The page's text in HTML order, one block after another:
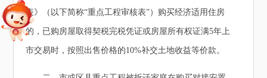
表》（以下简称“重点工程审核表”）购买经济适用住房
的，已购房屋取得契税完税凭证或房屋所有权证满5年上
市交易时，按照出售价格的10%补交土地收益等价款。